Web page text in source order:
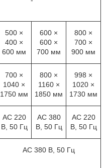
500 ×
400 ×
600 мм
600 ×
600 ×
700 мм
800 ×
700 ×
900 мм
700 ×
1040 ×
1750 мм
800 ×
1160 ×
1850 мм
998 ×
1020 ×
1730 мм
AC 220
В, 50 Гц
AC 380
В, 50 Гц
AC 220
В, 50 Гц
AC 380 В, 50 Гц